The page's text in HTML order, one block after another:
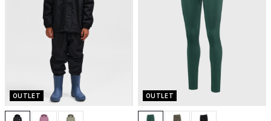
OUTLET OUTLET